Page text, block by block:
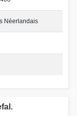
Néerlandais